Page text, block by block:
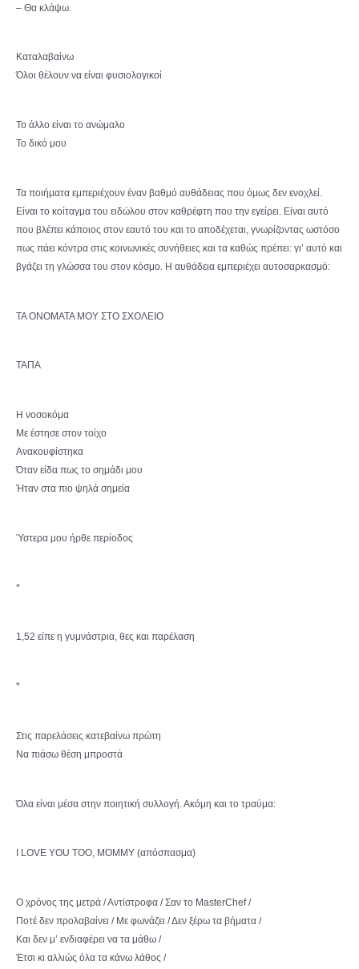
– Θα κλάψω.
Καταλαβαίνω
Όλοι θέλουν να είναι φυσιολογικοί
Το άλλο είναι το ανώμαλο
Το δικό μου
Τα ποιήματα εμπεριέχουν έναν βαθμό αυθάδειας που όμως δεν ενοχλεί.
Είναι το κοίταγμα του ειδώλου στον καθρέφτη που την εγείρει. Είναι αυτό
που βλέπει κάποιος στον εαυτό του και το αποδέχεται, γνωρίζοντας ωστόσο
πως πάει κόντρα στις κοινωνικές συνήθειες και τα καθώς πρέπει: γι’ αυτό και
βγάζει τη γλώσσα του στον κόσμο. Η αυθάδεια εμπεριέχει αυτοσαρκασμό:
ΤΑ ΟΝΟΜΑΤΑ ΜΟΥ ΣΤΟ ΣΧΟΛΕΙΟ
ΤΑΠΑ
Η νοσοκόμα
Με έστησε στον τοίχο
Ανακουφίστηκα
Όταν είδα πως το σημάδι μου
Ήταν στα πιο ψηλά σημεία
Ύστερα μου ήρθε περίοδος
*
1,52 είπε η γυμνάστρια, θες και παρέλαση
*
Στις παρελάσεις κατεβαίνω πρώτη
Να πιάσω θέση μπροστά
Όλα είναι μέσα στην ποιητική συλλογή. Ακόμη και το τραύμα:
I LOVE YOU TOO, MOMMY (απόσπασμα)
Ο χρόνος της μετρά / Αντίστροφα / Σαν το MasterChef /
Ποτέ δεν προλαβαίνει / Με φωνάζει / Δεν ξέρω τα βήματα /
Και δεν μ’ ενδιαφέρει να τα μάθω /
Έτσι κι αλλιώς όλα τα κάνω λάθος /